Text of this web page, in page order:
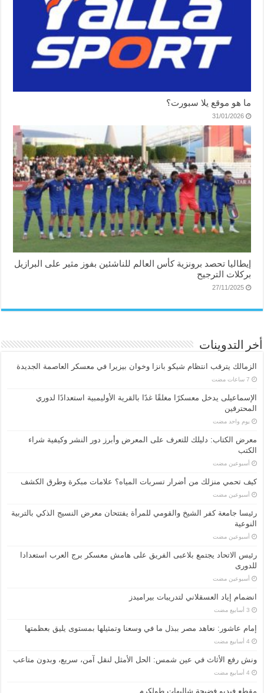
ما هو موقع يلا سبورت؟
31/01/2026
إيطاليا تحصد برونزية كأس العالم للناشئين بفوز مثير على البرازيل
بركلات الترجيح
27/11/2025
أخر التدوينات
الزمالك يترقب انتظام شيكو بانزا وخوان بيزيرا في معسكر العاصمة الجديدة
الإسماعیلی یدخل معسكرًا مغلقًا غدًا بالقرية الأوليمبية استعدادًا لدوري
المحترفين
‏يوم واحد مضت
معرض الكتاب: دليلك للتعرف على المعرض وأبرز دور النشر وكيفية شراء
الكتب
‏أسبوعين مضت
كيف تحمي منزلك من أضرار تسربات المياه؟ علامات مبكرة وطرق الكشف
‏أسبوعين مضت
رئيسا جامعة كفر الشيخ والقومي للمرأة يفتتحان معرض النسيج الذكي بالتربية
النوعية
‏أسبوعين مضت
رئيس الاتحاد يجتمع بلاعبى الفريق على هامش معسكر برج العرب استعدادا
للدورى
‏أسبوعين مضت
انضمام إياد العسقلاني لتدريبات بيراميدز
إمام عاشور: نعاهد مصر ببذل ما في وسعنا وتمثيلها بمستوى يليق بعظمتها
ونش رفع الأثاث في عين شمس: الحل الأمثل لنقل آمن، سريع، وبدون متاعب
مقطع فيديو فضيحة شاليهات طولكرم